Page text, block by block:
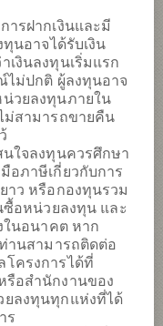
รเลี้ยงชีพ
6
16.0927
ณ วันที่ 4 ส.ค. 2569
รฝากเงินและมี
นอาจได้รับเงิน
งินลงทุนเริ่มแรก
ม่ปกติ ผู้ลงทุนอาจ
วยลงทุนภายใน
ม่สามารถขายคืน
ใจลงทุนควรศึกษา
ภาษีเกี่ยวกับการ
าว หรือกองทุนรวม
ซื้อหน่วยลงทุน และ
ในอนาคต หาก
านสามารถติดต่อ
ครงการได้ที่
รือสำนักงานของ
ลงทุนทุกแห่งที่ได้
ร